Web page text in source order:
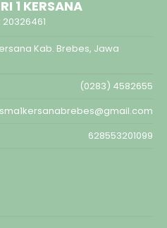
1 KERSANA
20326461
Kab. Brebes, Jawa
(0283) 4582655
sma1kersanabrebes@gmail.com
628553201099